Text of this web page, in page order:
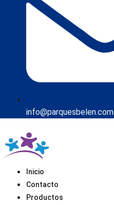
info@parquesbelen.com
Inicio
Contacto
Productos